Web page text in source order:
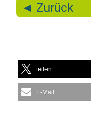
◄ Zu­rück
tei­len
E‑Mail